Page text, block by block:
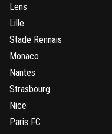
Lens
Lille
Stade Rennais
Monaco
Nantes
Strasbourg
Nice
Paris FC